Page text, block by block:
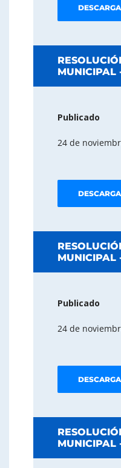
MUNICIPAL
Publicado
24 de
MUNICIPAL
Publicado
24 de
MUNICIPAL